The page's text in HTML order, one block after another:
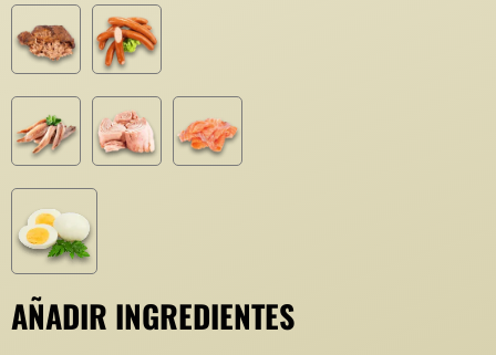
AÑADIR INGREDIENTES